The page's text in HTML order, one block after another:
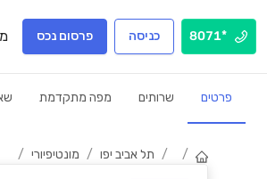
*8071 כניסה פרסום נכס
פרטים שרותים מפה מתקדמת
/
/ תל אביב יפו / מונטיפיורי /